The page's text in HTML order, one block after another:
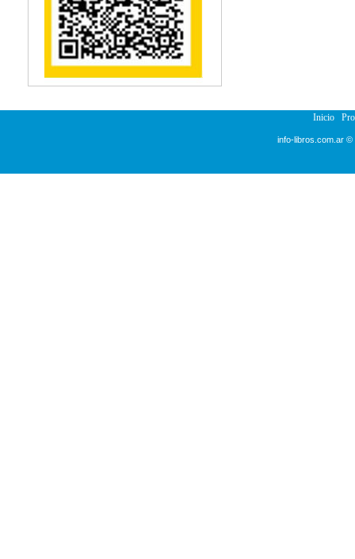
Reumatología
Salud Pública
Sección Medicina
Semiología
Terapia Ocupacional
Veterinaria
Inicio
info-libros.com.ar